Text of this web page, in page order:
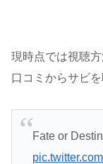
現時点では視聴
口コミからサビ
Fate or